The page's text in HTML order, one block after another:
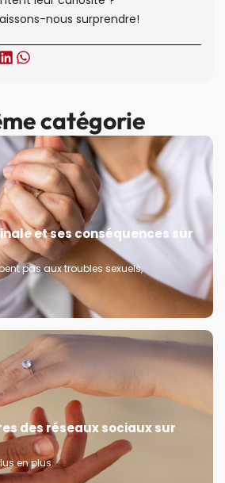
nous surprendre!
catégorie
et ses conséquences sur
pas aux troubles sexuels,
des réseaux sociaux sur
en plus